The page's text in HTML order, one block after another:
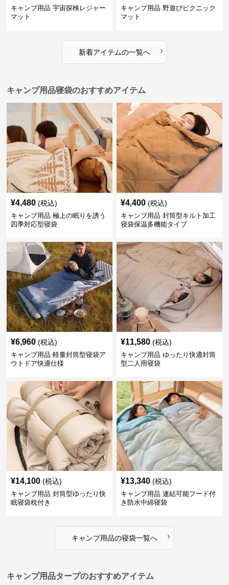
キャンプ用品 宇宙探検レジャー
マット
キャンプ用品 野遊びピクニック
マット
新着アイテムの一覧へ ›
キャンプ用品寝袋のおすすめアイテム
¥4,480 (税込)
キャンプ用品 極上の眠りを誘う
四季対応型寝袋
¥4,400 (税込)
キャンプ用品 封筒型キルト加工
寝袋保温多機能タイプ
¥6,960 (税込)
キャンプ用品 軽量封筒型寝袋ア
ウトドア快適仕様
¥11,580 (税込)
キャンプ用品 ゆったり快適封筒
型二人用寝袋
¥14,100 (税込)
キャンプ用品 封筒型ゆったり快
眠寝袋枕付き
¥13,340 (税込)
キャンプ用品 連結可能フード付
き防水中綿寝袋
キャンプ用品の寝袋一覧へ ›
キャンプ用品タープのおすすめアイテム